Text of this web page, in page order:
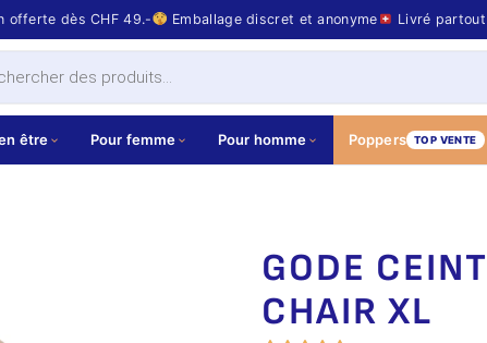
offerte dès CHF 49.- Emballage discret et anonyme Livré
être Pour femme Pour homme Poppers TOP VENTE
GODE
CHAIR XL